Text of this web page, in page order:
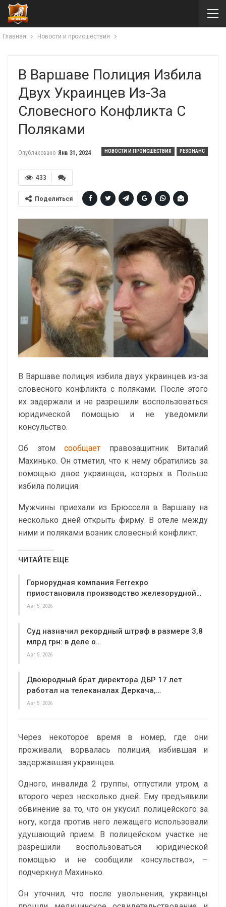
Главная Новости и происшествия
В Варшаве Полиция Избила
Двух Украинцев Из-За
Словесного Конфликта С
Поляками
НОВОСТИ И ПРОИСШЕСТВИЯ РЕЗОНАНС
Опубликовано Янв 31, 2024
433
Поделиться
В Варшаве полиция избила двух украинцев из-за
словесного конфликта с поляками. После этого
их задержали и не разрешили воспользоваться
юридической помощью и не уведомили
консульство.
Об этом сообщает правозащитник Виталий
Махинько. Он отметил, что к нему обратились за
помощью двое украинцев, которых в Польше
избила полиция.
Мужчины приехали из Брюсселя в Варшаву на
несколько дней открыть фирму. В отеле между
ними и поляками возник словесный конфликт.
ЧИТАЙТЕ ЕЩЕ
Горнорудная компания Ferrexpo
приостановила производство железорудной…
Авг 5, 2026
Суд назначил рекордный штраф в размере 3,8
млрд грн: в деле о…
Авг 5, 2026
Двоюродный брат директора ДБР 17 лет
работал на телеканалах Деркача,…
Авг 5, 2026
Через некоторое время в номер, где они
проживали, ворвалась полиция, избившая и
задержавшая украинцев.
Одного, инвалида 2 группы, отпустили утром, а
второго через несколько дней. Ему предъявили
обвинение за то, что он укусил полицейского за
ногу, когда против него лежащего использовали
удушающий прием. В полицейском участке не
разрешили воспользоваться юридической
помощью и не сообщили консульство», –
подчеркнул Махинько.
Он уточнил, что после увольнения, украинцы